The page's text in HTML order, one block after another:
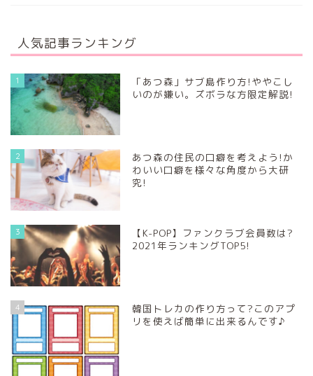
人気記事ランキング
1
「あつ森」サブ島作り方!ややこし
いのが嫌い。ズボラな方限定解説!
2
あつ森の住民の口癖を考えよう!か
わいい口癖を様々な角度から大研
究!
3
【K-POP】ファンクラブ会員数は?
2021年ランキングTOP5!
4
韓国トレカの作り方って?このアプ
リを使えば簡単に出来るんです♪